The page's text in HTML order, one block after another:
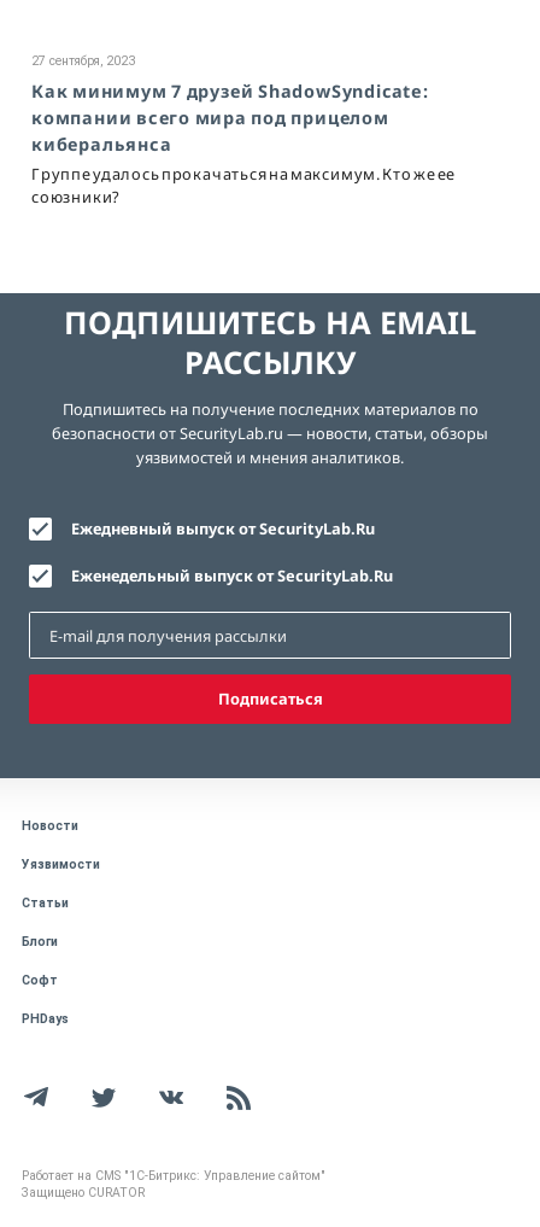
27 сентября, 2023
Как минимум 7 друзей ShadowSyndicate:
компании всего мира под прицелом
киберальянса
Группе удалось прокачаться на максимум. Кто же ее
союзники?
ПОДПИШИТЕСЬ НА EMAIL
РАССЫЛКУ
Подпишитесь на получение последних материалов по
безопасности от SecurityLab.ru — новости, статьи, обзоры
уязвимостей и мнения аналитиков.
Ежедневный выпуск от SecurityLab.Ru
Еженедельный выпуск от SecurityLab.Ru
Подписаться
Новости
Уязвимости
Статьи
Блоги
Софт
PHDays
Работает на CMS "1С-Битрикс: Управление сайтом"
Защищено CURATOR